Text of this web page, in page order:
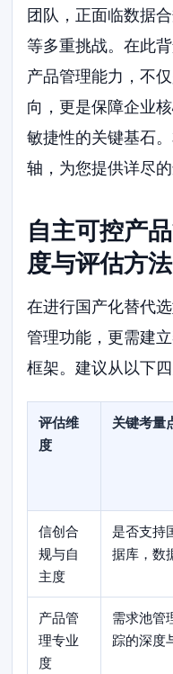
团队，正面临数据
等多重挑战。在此
产品管理能力，不
向，更是保障企业
敏捷性的关键基石
轴，为您提供详尽
自主可控产
度与评估方法
在进行国产化替代
管理功能，更需建
框架。建议从以下
评估维
度
关键考量
信创合
规与自
主度
是否支持
据库，数
产品管
理专业
度
需求池管
踪的深度